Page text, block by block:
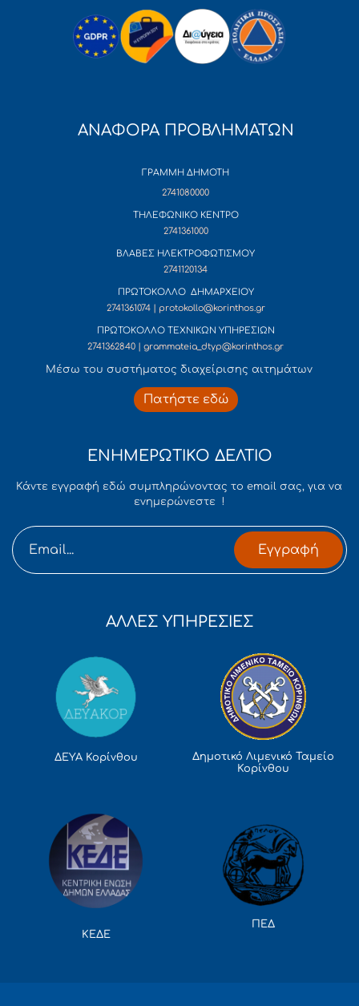
ΑΝΑΦΟΡΑ ΠΡΟΒΛΗΜΑΤΩΝ
ΓΡΑΜΜΗ ΔΗΜΟΤΗ
2741080000
ΤΗΛΕΦΩΝΙΚΟ ΚΕΝΤΡΟ
2741361000
ΒΛΑΒΕΣ ΗΛΕΚΤΡΟΦΩΤΙΣΜΟΥ
2741120134
ΠΡΩΤΟΚΟΛΛΟ ΔΗΜΑΡΧΕΙΟΥ
2741361074 | protokollo@korinthos.gr
ΠΡΩΤΟΚΟΛΛΟ ΤΕΧΝΙΚΩΝ ΥΠΗΡΕΣΙΩΝ
2741362840 | grammateia_dtyp@korinthos.gr
Mέσω του συστήματος διαχείρισης αιτημάτων
Πατήστε εδώ
ΕΝΗΜΕΡΩΤΙΚΟ ΔΕΛΤΙΟ
Κάντε εγγραφή εδώ συμπληρώνοντας το email σας, για να
ενημερώνεστε !
Εγγραφή
ΑΛΛΕΣ ΥΠΗΡΕΣΙΕΣ
ΔΕΥΑ Κορίνθου
Δημοτικό Λιμενικό Ταμείο
Κορίνθου
ΚΕΔΕ
ΠΕΔ